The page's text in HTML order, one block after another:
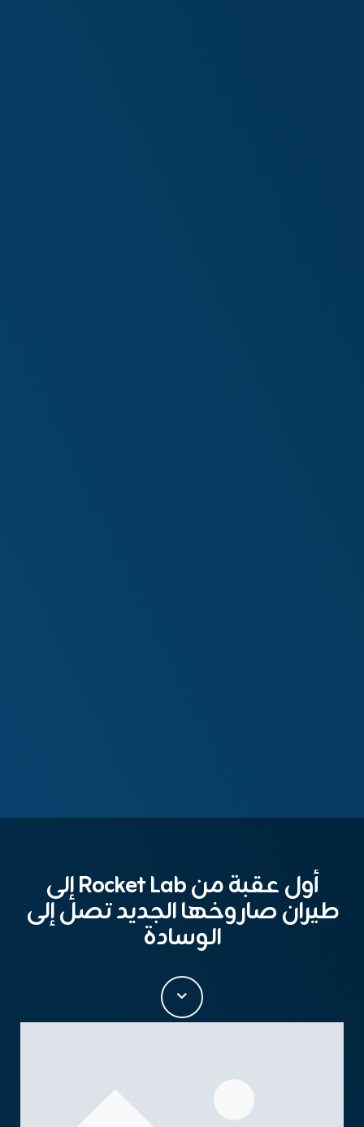
أول عقبة من Rocket Lab إلى
طيران صاروخها الجديد تصل إلى
الوسادة